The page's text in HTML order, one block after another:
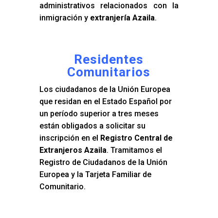
administrativos relacionados con la
inmigración y extranjería Azaila.
Residentes
Comunitarios
Los ciudadanos de la Unión Europea
que residan en el Estado Español por
un período superior a tres meses
están obligados a solicitar su
inscripción en el Registro Central de
Extranjeros Azaila. Tramitamos el
Registro de Ciudadanos de la Unión
Europea y la Tarjeta Familiar de
Comunitario.